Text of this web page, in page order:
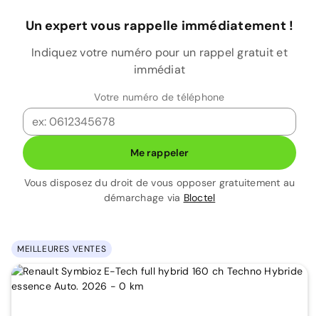
Un expert vous rappelle immédiatement !
Indiquez votre numéro pour un rappel gratuit et
immédiat
Votre numéro de téléphone
Me rappeler
Vous disposez du droit de vous opposer gratuitement au
démarchage via Bloctel
MEILLEURES VENTES